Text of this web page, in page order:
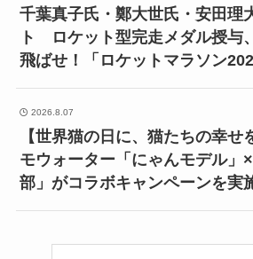
千葉真子氏・鄭大世氏・安田理
ト ロケット型完走メダル授与
飛ばせ！「ロケットマラソン
2026.8.07
【世界猫の日に、猫たちの幸せ
モウォーター「にゃんモデル」
部」がコラボキャンペーンを実